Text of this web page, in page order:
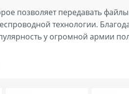
позволяет передавать
технологии.
у огромной армии